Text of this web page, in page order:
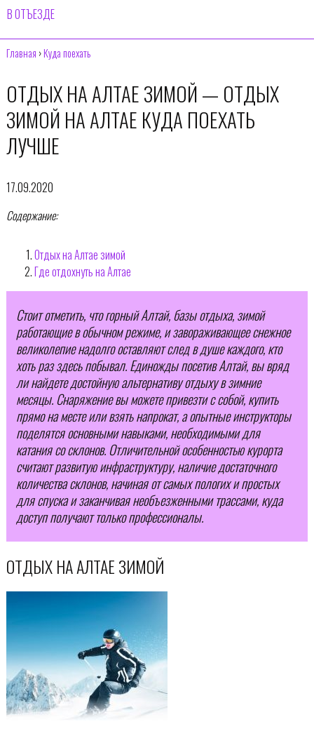
В ОТЪЕЗДЕ
Главная ›Куда поехать
ОТДЫХ НА АЛТАЕ ЗИМОЙ — ОТДЫХ
ЗИМОЙ НА АЛТАЕ КУДА ПОЕХАТЬ
ЛУЧШЕ
17.09.2020
Содержание:
Отдых на Алтае зимой
Где отдохнуть на Алтае
Стоит отметить, что горный Алтай, базы отдыха, зимой
работающие в обычном режиме, и завораживающее снежное
великолепие надолго оставляют след в душе каждого, кто
хоть раз здесь побывал. Единожды посетив Алтай, вы вряд
ли найдете достойную альтернативу отдыху в зимние
месяцы. Снаряжение вы можете привезти с собой, купить
прямо на месте или взять напрокат, а опытные инструкторы
поделятся основными навыками, необходимыми для
катания со склонов. Отличительной особенностью курорта
считают развитую инфраструктуру, наличие достаточного
количества склонов, начиная от самых пологих и простых
для спуска и заканчивая необъезженными трассами, куда
доступ получают только профессионалы.
ОТДЫХ НА АЛТАЕ ЗИМОЙ